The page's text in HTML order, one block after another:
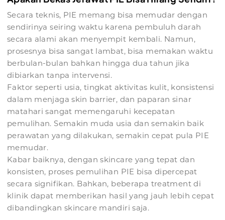
Secara teknis, PIE memang bisa memudar dengan
sendirinya seiring waktu karena pembuluh darah
secara alami akan menyempit kembali. Namun,
prosesnya bisa sangat lambat, bisa memakan waktu
berbulan-bulan bahkan hingga dua tahun jika
dibiarkan tanpa intervensi.
Faktor seperti usia, tingkat aktivitas kulit, konsistensi
dalam menjaga skin barrier, dan paparan sinar
matahari sangat memengaruhi kecepatan
pemulihan. Semakin muda usia dan semakin baik
perawatan yang dilakukan, semakin cepat pula PIE
memudar.
Kabar baiknya, dengan skincare yang tepat dan
konsisten, proses pemulihan PIE bisa dipercepat
secara signifikan. Bahkan, beberapa treatment di
klinik dapat memberikan hasil yang jauh lebih cepat
dibandingkan skincare mandiri saja.